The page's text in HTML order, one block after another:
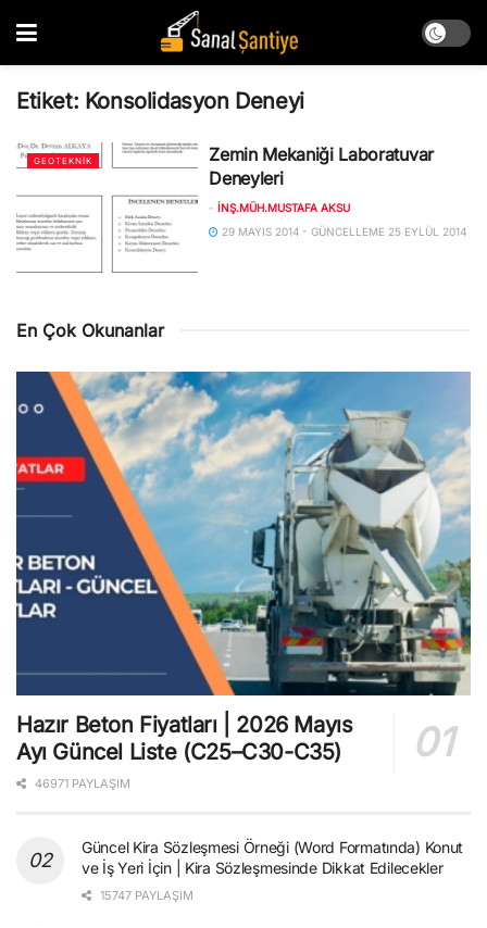
Etiket: Konsolidasyon Deneyi
GEOTEKNIK
Zemin Mekaniği Laboratuvar
Deneyleri
- İNŞ.MÜH.MUSTAFA AKSU
29 MAYIS 2014 - GÜNCELLEME 25 EYLÜL 2014
En Çok Okunanlar
Hazır Beton Fiyatları | 2026 Mayıs
Ayı Güncel Liste (C25–C30-C35)
46971 PAYLAŞIM
Güncel Kira Sözleşmesi Örneği (Word Formatında) Konut
ve İş Yeri İçin | Kira Sözleşmesinde Dikkat Edilecekler
15747 PAYLAŞIM